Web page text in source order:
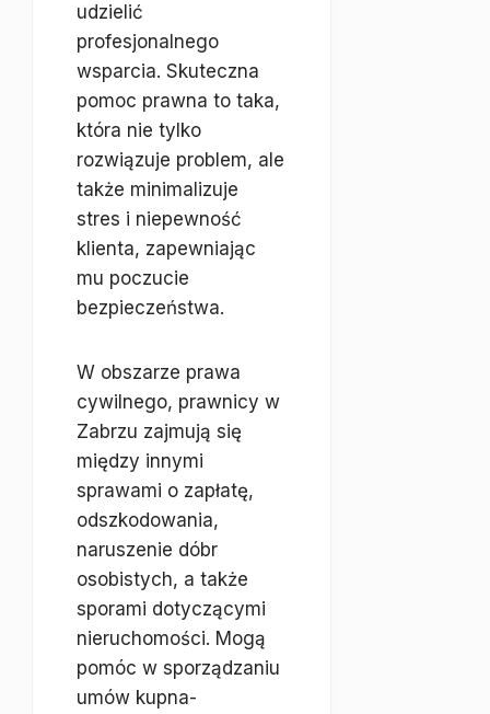
udzielić
profesjonalnego
wsparcia. Skuteczna
pomoc prawna to taka,
która nie tylko
rozwiązuje problem, ale
także minimalizuje
stres i niepewność
klienta, zapewniając
mu poczucie
bezpieczeństwa.
W obszarze prawa
cywilnego, prawnicy w
Zabrzu zajmują się
między innymi
sprawami o zapłatę,
odszkodowania,
naruszenie dóbr
osobistych, a także
sporami dotyczącymi
nieruchomości. Mogą
pomóc w sporządzaniu
umów kupna-